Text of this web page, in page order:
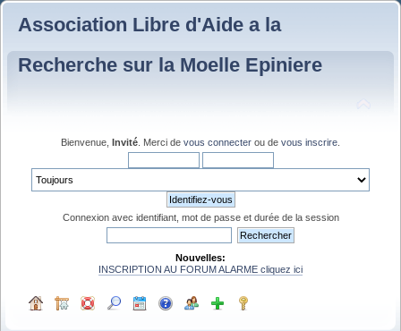
Association Libre d'Aide a la
Recherche sur la Moelle Epiniere
Bienvenue, Invité . Merci de vous connecter ou de vous inscrire
Connexion avec identifiant, mot de passe et durée de la session
Nouvelles:
INSCRIPTION AU FORUM ALARME cliquez ici